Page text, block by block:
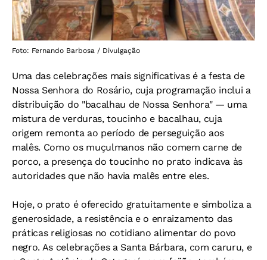
Foto: Fernando Barbosa / Divulgação
Uma das celebrações mais significativas é a festa de
Nossa Senhora do Rosário, cuja programação inclui a
distribuição do "bacalhau de Nossa Senhora" — uma
mistura de verduras, toucinho e bacalhau, cuja
origem remonta ao período de perseguição aos
malês. Como os muçulmanos não comem carne de
porco, a presença do toucinho no prato indicava às
autoridades que não havia malês entre eles.
Hoje, o prato é oferecido gratuitamente e simboliza a
generosidade, a resistência e o enraizamento das
práticas religiosas no cotidiano alimentar do povo
negro. As celebrações a Santa Bárbara, com caruru, e